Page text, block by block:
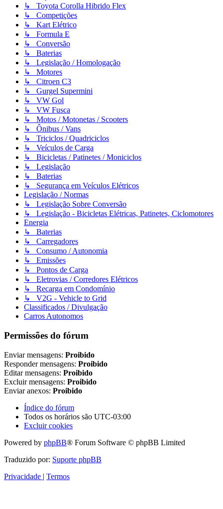
↳ Toyota Corolla Hibrido Flex
↳ Competições
↳ Kart Elétrico
↳ Formula E
↳ Conversão
↳ Baterias
↳ Legislação / Homologação
↳ Motores
↳ Citroen C3
↳ Gurgel Supermini
↳ VW Gol
↳ VW Fusca
↳ Motos / Motonetas / Scooters
↳ Ônibus / Vans
↳ Triciclos / Quadriciclos
↳ Veículos de Carga
↳ Bicicletas / Patinetes / Moniciclos
↳ Legislação
↳ Baterias
↳ Segurança em Veículos Elétricos
Legislação / Normas
↳ Legislação Sobre Conversão
↳ Legislação - Bicicletas Elétricas, Patinetes, Ciclomotores
Energia
↳ Baterias
↳ Carregadores
↳ Consumo / Autonomia
↳ Emissões
↳ Pontos de Carga
↳ Eletrovias / Corredores Elétricos
↳ Recarga em Condomínio
↳ V2G - Vehicle to Grid
Classificados / Divulgação
Carros Autonomos
Permissões do fórum
Enviar mensagens: Proibido
Responder mensagens: Proibido
Editar mensagens: Proibido
Excluir mensagens: Proibido
Enviar anexos: Proibido
Índice do fórum
Todos os horários são UTC-03:00
Excluir cookies
Powered by phpBB® Forum Software © phpBB Limited
Traduzido por: Suporte phpBB
Privacidade | Termos